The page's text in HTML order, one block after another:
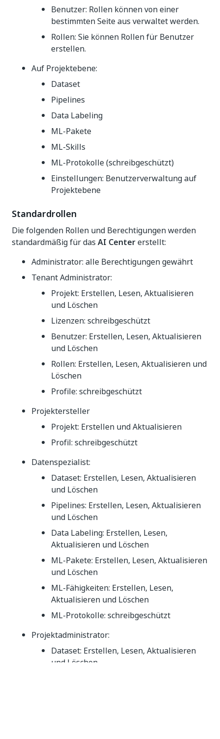
Benutzer: Rollen können von einer
bestimmten Seite aus verwaltet werden.
Rollen: Sie können Rollen für Benutzer
erstellen.
Auf Projektebene:
Dataset
Pipelines
Data Labeling
ML-Pakete
ML-Skills
ML-Protokolle (schreibgeschützt)
Einstellungen: Benutzerverwaltung auf
Projektebene
Standardrollen
Die folgenden Rollen und Berechtigungen werden
standardmäßig für das AI Centererstellt:
Administrator: alle Berechtigungen gewährt
Tenant Administrator:
Projekt: Erstellen, Lesen, Aktualisieren
und Löschen
Lizenzen: schreibgeschützt
Benutzer: Erstellen, Lesen, Aktualisieren
und Löschen
Rollen: Erstellen, Lesen, Aktualisieren und
Löschen
Profile: schreibgeschützt
Projektersteller
Projekt: Erstellen und Aktualisieren
Profil: schreibgeschützt
Datenspezialist:
Dataset: Erstellen, Lesen, Aktualisieren
und Löschen
Pipelines: Erstellen, Lesen, Aktualisieren
und Löschen
Data Labeling: Erstellen, Lesen,
Aktualisieren und Löschen
ML-Pakete: Erstellen, Lesen, Aktualisieren
und Löschen
ML-Fähigkeiten: Erstellen, Lesen,
Aktualisieren und Löschen
ML-Protokolle: schreibgeschützt
Projektadministrator:
Dataset: Erstellen, Lesen, Aktualisieren
und Löschen